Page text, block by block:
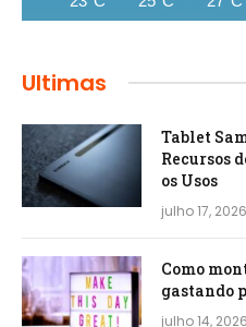
Ultimas
Tablet
Recursos
os Usos
julho 17, 2026
Como
gastando
julho 14, 2026